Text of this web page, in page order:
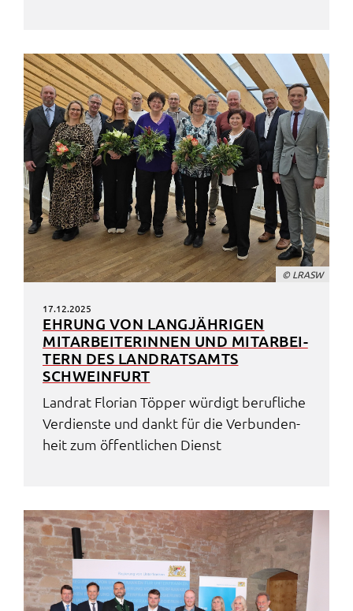
© LRASW
17.12.2025
EHRUNG VON LANG­JÄH­RI­GEN
MITAR­BEI­TE­RIN­NEN UND MITAR­BEI­
TERN DES LAND­RATS­AMTS
SCHWEIN­FURT
Land­rat Flori­an Töpper würdigt beruf­li­che
Verdiens­te und dankt für die Verbun­den­
heit zum öffent­li­chen Dienst